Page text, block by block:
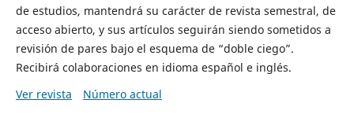
de estudios, mantendrá su carácter de revista semestral, de
acceso abierto, y sus artículos seguirán siendo sometidos a
revisión de pares bajo el esquema de “doble ciego”.
Recibirá colaboraciones en idioma español e inglés.
Ver revista
Número actual